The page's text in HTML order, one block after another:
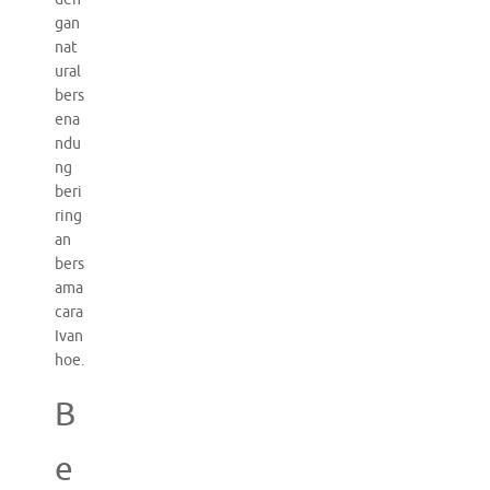
gan
nat
ural
bers
ena
ndu
ng
beri
ring
an
bers
ama
cara
Ivan
hoe.
B
e